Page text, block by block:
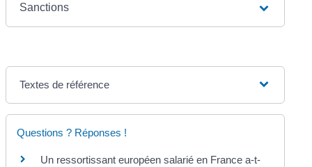
Sanctions
Textes de référence
Questions ? Réponses !
Un ressortissant européen salarié en France a-t-